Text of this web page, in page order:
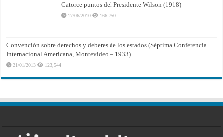
Catorce puntos del Presidente Wilson (1918)
17/06/2010 166,750
Convención sobre derechos y deberes de los estados (Séptima Conferencia
Internacional Americana, Montevideo – 1933)
21/01/2013 123,544